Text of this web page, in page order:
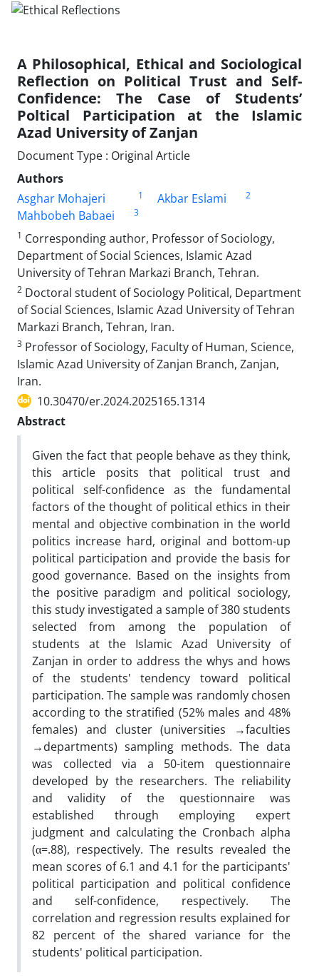
A Philosophical, Ethical and Sociological
Reflection on Political Trust and Self-
Confidence: The Case of Students’
Poltical Participation at the Islamic
Azad University of Zanjan
Document Type : Original Article
Authors
Asghar Mohajeri
1 Akbar Eslami 2
Mahbobeh Babaei
3
1 Corresponding author, Professor of Sociology,
Department of Social Sciences, Islamic Azad
University of Tehran Markazi Branch, Tehran.
2 Doctoral student of Sociology Political, Department
of Social Sciences, Islamic Azad University of Tehran
Markazi Branch, Tehran, Iran.
3 Professor of Sociology, Faculty of Human, Science,
Islamic Azad University of Zanjan Branch, Zanjan,
Iran.
10.30470/er.2024.2025165.1314
Abstract
Given the fact that people behave as they think,
this article posits that political trust and
political self-confidence as the fundamental
factors of the thought of political ethics in their
mental and objective combination in the world
politics increase hard, original and bottom-up
political participation and provide the basis for
good governance. Based on the insights from
the positive paradigm and political sociology,
this study investigated a sample of 380 students
selected from among the population of
students at the Islamic Azad University of
Zanjan in order to address the whys and hows
of the students' tendency toward political
participation. The sample was randomly chosen
according to the stratified (52% males and 48%
females) and cluster (universities →faculties
→departments) sampling methods. The data
was collected via a 50-item questionnaire
developed by the researchers. The reliability
and validity of the questionnaire was
established through employing expert
judgment and calculating the Cronbach alpha
(α=.88), respectively. The results revealed the
mean scores of 6.1 and 4.1 for the participants'
political participation and political confidence
and self-confidence, respectively. The
correlation and regression results explained for
82 percent of the shared variance for the
students' political participation.